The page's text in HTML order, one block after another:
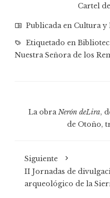
Cartel
Publicada en Cultura y
Etiquetado en
Nuestra Señora de los
La obraNerón deLira,
de Otoño,
Siguiente
II Jornadas de
arqueológico de la